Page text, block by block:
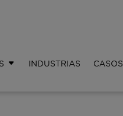
INDUSTRIAS CASOS